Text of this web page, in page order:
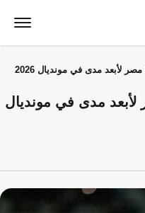
لأبعد مدى في مونديال 2026
مدى في مونديال